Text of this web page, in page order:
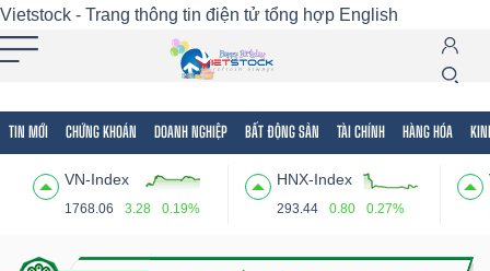
Vietstock - Trang thông tin điện tử tổng hợp English
TIN MỚI CHỨNG KHOÁN DOANH NGHIỆP BẤT ĐỘNG SẢN TÀI CHÍNH HÀNG HÓA
VN-Index
1768.06 3.28 0.19%
HNX-Index
293.44 0.80 0.27%
Tất cả Tính năng Ngành Mã chứng khoán
Tính
(-)